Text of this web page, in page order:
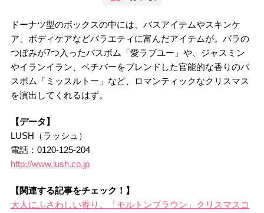
ドーナツ型のボックスの中には、バスアイテムやスキンケ
ア、ボディケアなどバラエティに富んだアイテムが。バラの
つぼみが7つ入ったバスボム「愛ラブユー」や、ジャスミン
やイランイラン、ベチバーをブレンドした官能的な香りのバ
スボム「ミッスルトー」など、ロマンティックなクリスマス
を演出してくれるはず。
【データ】
LUSH（ラッシュ）
電話：0120-125-204
http://www.lush.co.jp
【関連する記事をチェック！】
大人にふさわしい香り。「モルトンブラウン」クリスマスコ